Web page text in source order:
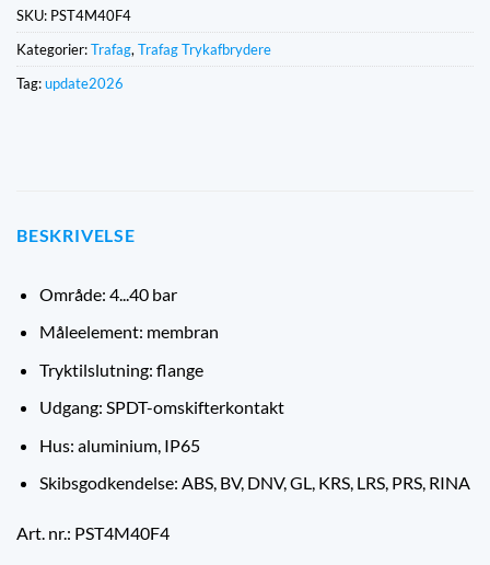
SKU: PST4M40F4
Kategorier:Trafag, Trafag Trykafbrydere
Tag:update2026
BESKRIVELSE
Område: 4...40 bar
Måleelement: membran
Tryktilslutning: flange
Udgang: SPDT-omskifterkontakt
Hus: aluminium, IP65
Skibsgodkendelse: ABS, BV, DNV, GL, KRS, LRS, PRS, RINA
Art. nr.: PST4M40F4